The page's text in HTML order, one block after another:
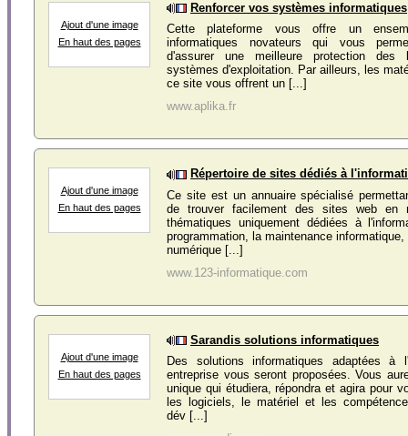
Ajout d'une image
En haut des pages
Renforcer vos systèmes informatiques
Cette plateforme vous offre un
informatiques novateurs qui vous
d'assurer une meilleure protection
systèmes d'exploitation. Par ailleurs, les
ce site vous offrent un [...]
www.aplika.fr
Ajout d'une image
En haut des pages
Répertoire de sites dédiés à
Ce site est un annuaire spécialisé
de trouver facilement des sites web en
thématiques uniquement dédiées à
programmation, la maintenance
numérique [...]
www.123-informatique.com
Ajout d'une image
En haut des pages
Sarandis solutions informatiques
Des solutions informatiques adaptées à
entreprise vous seront proposées. Vous
unique qui étudiera, répondra et agira pour
les logiciels, le matériel et les
dév [...]